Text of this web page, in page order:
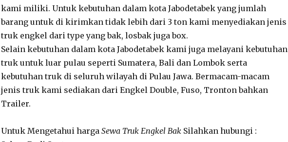
kami miliki. Untuk kebutuhan dalam kota Jabodetabek yang jumlah
barang untuk di kirimkan tidak lebih dari 3 ton kami menyediakan jenis
truk engkel dari type yang bak, losbak juga box.
Selain kebutuhan dalam kota Jabodetabek kami juga melayani kebutuhan
truk untuk luar pulau seperti Sumatera, Bali dan Lombok serta
kebutuhan truk di seluruh wilayah di Pulau Jawa. Bermacam-macam
jenis truk kami sediakan dari Engkel Double, Fuso, Tronton bahkan
Trailer.
Untuk Mengetahui harga Sewa Truk Engkel BakSilahkan hubungi :